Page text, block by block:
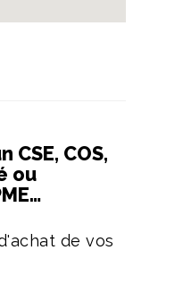
CSE, COS,
ou
de vos